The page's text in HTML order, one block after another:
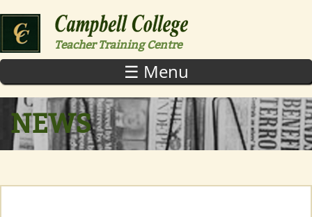
Teacher Training Centre
☰ Menu
NEWS